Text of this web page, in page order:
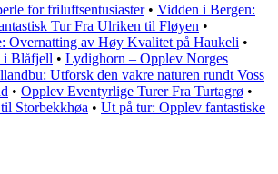
for friluftsentusiaster• Vidden i Bergen:
Tur Fra Ulriken til Fløyen •
Overnatting av Høy Kvalitet på Haukeli •
i Blåfjell • Lydighorn – Opplev Norges
Utforsk den vakre naturen rundt Voss
• Opplev Eventyrlige Turer Fra Turtagrø •
Storbekkhøa • Ut på tur: Opplev fantastiske